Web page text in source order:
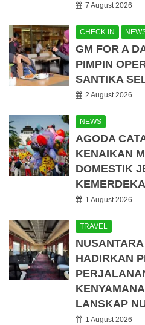
7 August 2026
CHECK IN
GM FOR A
PIMPIN
SANTIKA
2 August 2026
NEWS
AGODA
KENAIKAN
DOMESTIK
1 August 2026
TRAVEL
HADIRKAN
LANSKAP
1 August 2026